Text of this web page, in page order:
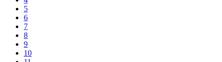
5
6
7
8
9
10